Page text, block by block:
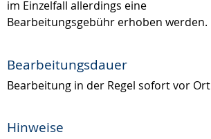
im Einzelfall allerdings eine
Bearbeitungsgebühr erhoben werden.
Bearbeitungsdauer
Bearbeitung in der Regel sofort vor Ort
Hinweise